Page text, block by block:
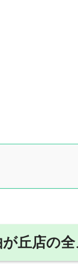
丘店の